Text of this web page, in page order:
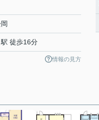
駅 徒歩16分
情報の見方